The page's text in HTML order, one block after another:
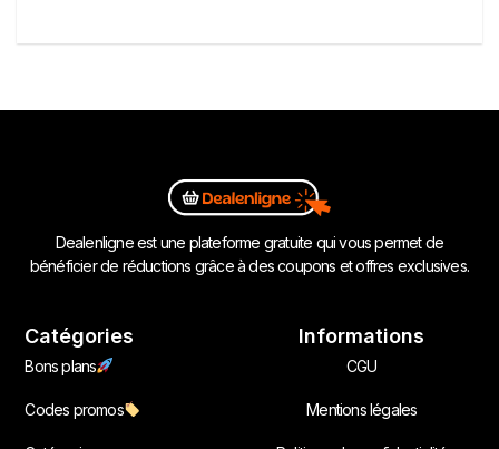
Dealenligne est une plateforme gratuite qui vous permet de
bénéficier de réductions grâce à des coupons et offres exclusives.
Catégories
Bons plans
Codes promos
Informations
CGU
Mentions légales